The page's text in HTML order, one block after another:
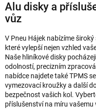
Alu disky a
vůz
V Pneu Hájek nabízíme
které vylepší nejen vzhled
Naše hliníkové disky
odolností, precizním
nabídce najdete také TPMS
vymezovací kroužky a další
bezpečnost vašich kol.
příslušenství na míru vašemu